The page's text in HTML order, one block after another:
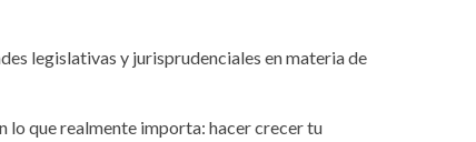
legislativas y jurisprudenciales en materia de
lo que realmente importa: hacer crecer tu